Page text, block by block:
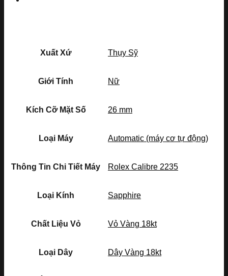
Xuất Xứ Thụy Sỹ
Giới Tính Nữ
Kích Cỡ Mặt Số 26 mm
Loại Máy Automatic (máy cơ tự động)
Thông Tin Chi Tiết Máy Rolex Calibre 2235
Loại Kính Sapphire
Chất Liệu Vỏ Vỏ Vàng 18kt
Loại Dây Dây Vàng 18kt